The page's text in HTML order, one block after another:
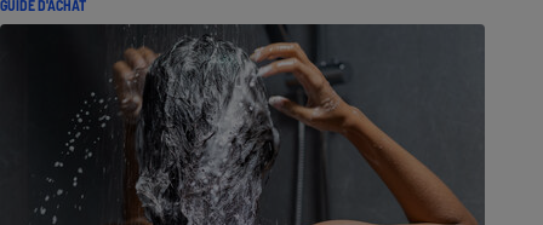
GUIDE D'ACHAT